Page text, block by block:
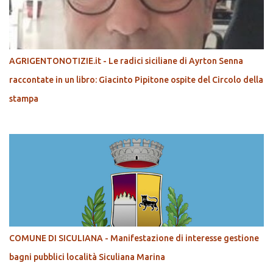
AGRIGENTONOTIZIE.it - Le radici siciliane di Ayrton Senna
raccontate in un libro: Giacinto Pipitone ospite del Circolo della
stampa
COMUNE DI SICULIANA - Manifestazione di interesse gestione
bagni pubblici località Siculiana Marina